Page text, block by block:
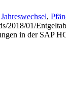
Jahreswechsel,
2018/01/
in der SAP